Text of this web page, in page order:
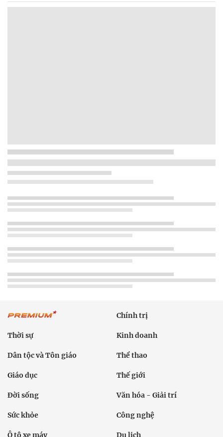
Chính trị
Thời sự Kinh doanh
Dân tộc và Tôn giáo Thể thao
Giáo dục Thế giới
Đời sống Văn hóa - Giải trí
Sức khỏe Công nghệ
Ô tô xe máy Du lịch